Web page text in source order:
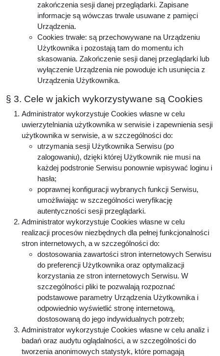
zakończenia sesji danej przeglądarki. Zapisane
informacje są wówczas trwale usuwane z pamięci
Urządzenia.
Cookies trwałe: są przechowywane na Urządzeniu
Użytkownika i pozostają tam do momentu ich
skasowania. Zakończenie sesji danej przeglądarki lub
wyłączenie Urządzenia nie powoduje ich usunięcia z
Urządzenia Użytkownika.
§ 3. Cele w jakich wykorzystywane są Cookies
Administrator wykorzystuje Cookies własne w celu
uwierzytelniania użytkownika w serwisie i zapewnienia sesji
użytkownika w serwisie, a w szczególności do:
utrzymania sesji Użytkownika Serwisu (po
zalogowaniu), dzięki której Użytkownik nie musi na
każdej podstronie Serwisu ponownie wpisywać loginu i
hasła;
poprawnej konfiguracji wybranych funkcji Serwisu,
umożliwiając w szczególności weryfikację
autentyczności sesji przeglądarki.
Administrator wykorzystuje Cookies własne w celu
realizacji procesów niezbędnych dla pełnej funkcjonalności
stron internetowych, a w szczególności do:
dostosowania zawartości stron internetowych Serwisu
do preferencji Użytkownika oraz optymalizacji
korzystania ze stron internetowych Serwisu. W
szczególności pliki te pozwalają rozpoznać
podstawowe parametry Urządzenia Użytkownika i
odpowiednio wyświetlić stronę internetową,
dostosowaną do jego indywidualnych potrzeb;
Administrator wykorzystuje Cookies własne w celu analiz i
badań oraz audytu oglądalności, a w szczególności do
tworzenia anonimowych statystyk, które pomagają